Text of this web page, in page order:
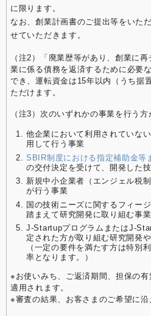
に限ります。
なお、創業計画書のご提出等をいた
せていただきます。
（注2）「廃業歴等があり、創業に
業に係る債務を返済するために必要
でき、運転資金は15年以内（うち据
ただけます。
（注3）次のいずれかの事業を行う方
他企業において利用されていな
用して行う事業
SBIR制度における指定補助金等
の交付決定を受けて、開発した
新規中小企業者（エンジェル税
が行う事業
国の技術ニーズに関するフィー
踏まえて研究開発に取り組む事業
J-StartupプログラムまたはJ-
定された方が取り組む研究開発
（一定の要件を満たす方は特別
率となります。）
※お使いみち、ご返済期間、担保の
適用されます。
※審査の結果、お客さまのご希望に沿